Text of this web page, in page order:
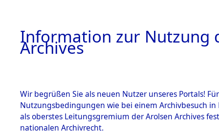
Information zur Nutzung
Archives
Wir begrüßen Sie als neuen Nutzer unseres Portals!
Nutzungsbedingungen wie bei einem Archivbesuch
als oberstes Leitungsgremium der Arolsen Archives
nationalen Archivrecht.